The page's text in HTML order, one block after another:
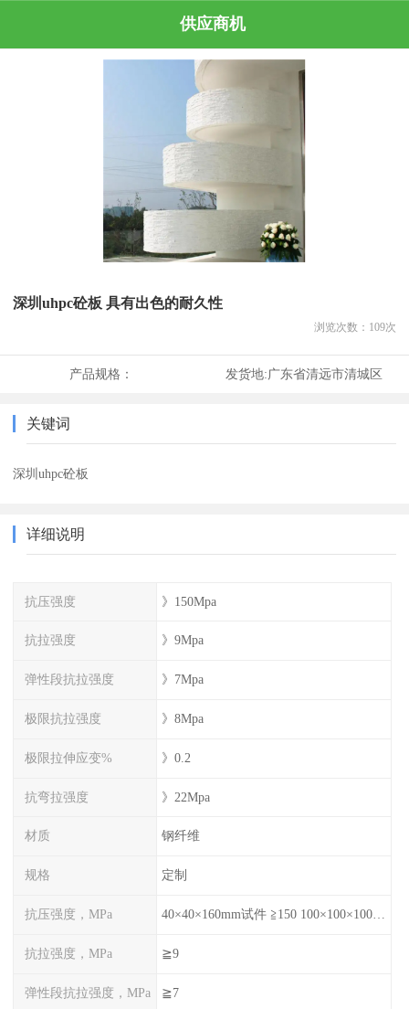
供应商机
深圳uhpc砼板 具有出色的耐久性
浏览次数： 109次
产品规格： 发货地:广东省清远市清城区
关键词
深圳uhpc砼板
详细说明
抗压强度 》150Mpa
抗拉强度 》9Mpa
弹性段抗拉强度 》7Mpa
极限抗拉强度 》8Mpa
极限拉伸应变% 》0.2
抗弯拉强度 》22Mpa
材质 钢纤维
规格 定制
抗压强度，MPa 40×40×160mm试件 ≧150 100×100×100mm试件≧120
抗拉强度，MPa ≧9
弹性段抗拉强度，MPa ≧7